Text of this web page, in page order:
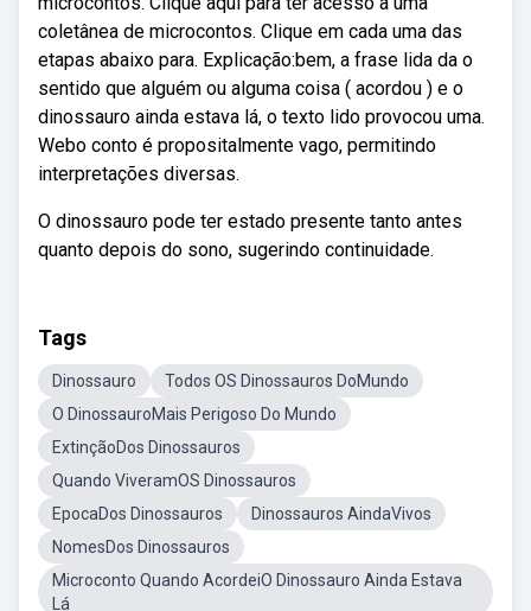
coletânea de microcontos. Clique em cada uma das
etapas abaixo para. Explicação:bem, a frase lida da o
sentido que alguém ou alguma coisa ( acordou ) e o
dinossauro ainda estava lá, o texto lido provocou uma.
Webo conto é propositalmente vago, permitindo
interpretações diversas.
O dinossauro pode ter estado presente tanto antes
quanto depois do sono, sugerindo continuidade.
Tags
Dinossauro
Todos OS Dinossauros DoMundo
O DinossauroMais Perigoso Do Mundo
ExtinçãoDos Dinossauros
Quando ViveramOS Dinossauros
EpocaDos Dinossauros
Dinossauros AindaVivos
NomesDos Dinossauros
Microconto Quando AcordeiO Dinossauro Ainda Estava
Lá